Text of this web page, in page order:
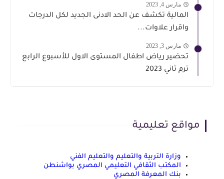
مارس 4, 2023
المالية تكشف عن الحد الادنى الجديد لكل الدرجات
واقرار علاوات...
مارس 3, 2023
تحضير رياض اطفال المستوى الاول للأسبوع الرابع
ترم ثاني 2023
مواقع تعليمية
وزارة التربية والتعليم والتعليم الفني
المكتب الثقافي التعليمي المصري بواشنطن
بنك المعرفة المصري